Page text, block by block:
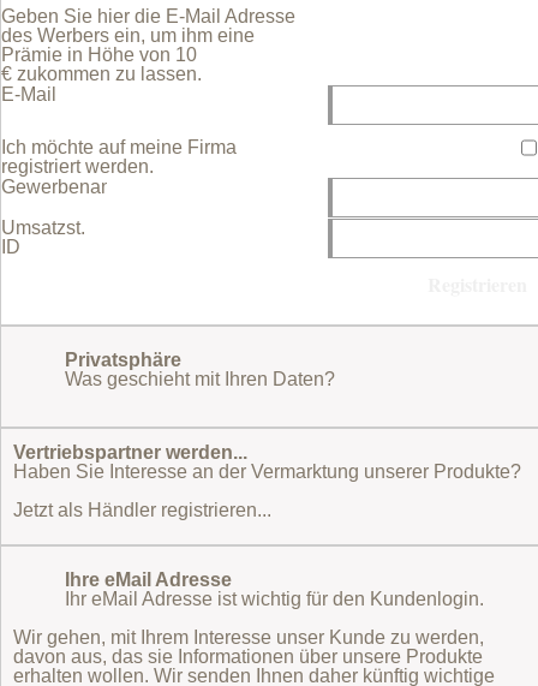
Geben Sie hier die E-Mail Adresse
des Werbers ein, um ihm eine
Prämie in Höhe von 10
€ zukommen zu lassen.
E-Mail
Ich möchte auf meine Firma
registriert werden.
Gewerbename
Umsatzst.
ID
Privatsphäre
Was geschieht mit Ihren Daten?
Vertriebspartner werden...
Haben Sie Interesse an der Vermarktung unserer Produkte?
Jetzt als Händler registrieren...
Ihre eMail Adresse
Ihr eMail Adresse ist wichtig für den Kundenlogin.
Wir gehen, mit Ihrem Interesse unser Kunde zu werden,
davon aus, das sie Informationen über unsere Produkte
erhalten wollen. Wir senden Ihnen daher künftig wichtige